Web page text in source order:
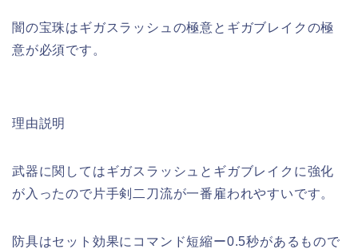
闇の宝珠はギガスラッシュの極意とギガブレイクの極
意が必須です。
理由説明
武器に関してはギガスラッシュとギガブレイクに強化
が入ったので片手剣二刀流が一番雇われやすいです。
防具はセット効果にコマンド短縮ー0.5秒があるもので